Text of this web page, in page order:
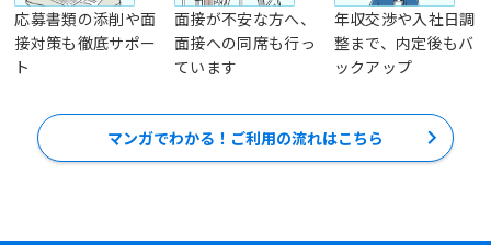
応募書類の添削や面
接対策も徹底サポー
ト
面接が不安な方へ、
面接への同席も行っ
ています
年収交渉や入社日調
整まで、内定後もバ
ックアップ
マンガでわかる！ご利用の流れはこちら